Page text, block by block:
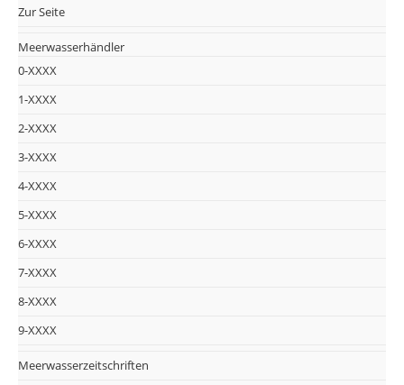
Zur Seite
Meerwasserhändler
0-XXXX
1-XXXX
2-XXXX
3-XXXX
4-XXXX
5-XXXX
6-XXXX
7-XXXX
8-XXXX
9-XXXX
Meerwasserzeitschriften